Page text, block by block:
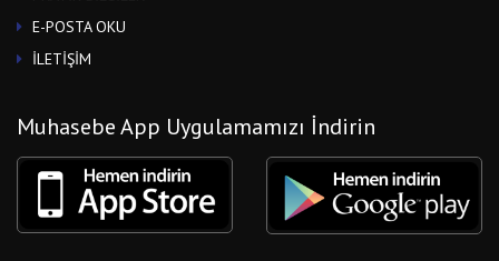
E-POSTA OKU
İLETİŞİM
Muhasebe App Uygulamamızı İndirin